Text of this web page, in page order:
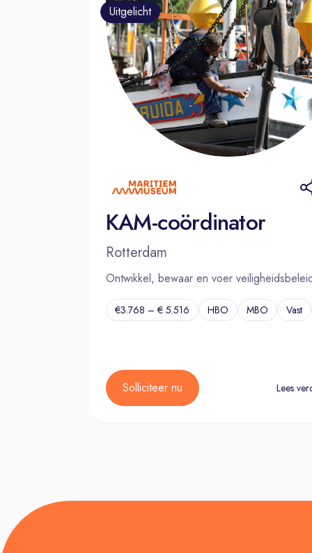
Uitgelicht
KAM-coördinator
Rotterdam
Ontwikkel, bewaar en voer
€3.768 – € 5.516 HBO MBO Vast
Solliciteer nu Lees